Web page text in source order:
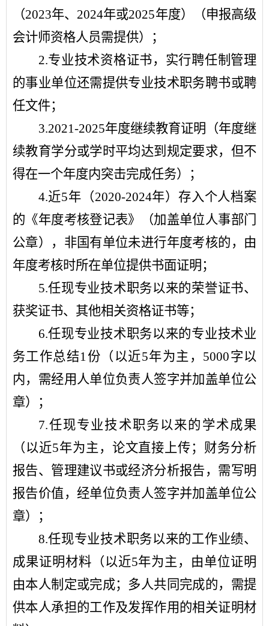
（2023年、 2024年或2025年度）（申报高级
会计师资格人员需提供）；
2.专业技术资格证书，实行聘任制管理
的事业单位还需提供专业技术职务聘书或聘
任文件；
3.2021-2025年度继续教育证明（年度继
续教育学分或学时平均达到规定要求，但不
得在一个年度内突击完成任务）；
4.近5年（2020-2024年）存入个人档案
的《年度考核登记表》（加盖单位人事部门
公章），非国有单位未进行年度考核的，由
年度考核时所在单位提供书面证明；
5.任现专业技术职务以来的荣誉证书、
获奖证书、其他相关资格证书等；
6.任现专业技术职务以来的专业技术业
务工作总结1份（以近5年为主， 5000字以
内，需经用人单位负责人签字并加盖单位公
章）；
7.任现专业技术职务以来的学术成果
（以近5年为主，论文直接上传；财务分析
报告、管理建议书或经济分析报告，需写明
报告价值，经单位负责人签字并加盖单位公
章）；
8.任现专业技术职务以来的工作业绩、
成果证明材料（以近5年为主，由单位证明
由本人制定或完成；多人共同完成的，需提
供本人承担的工作及发挥作用的相关证明材